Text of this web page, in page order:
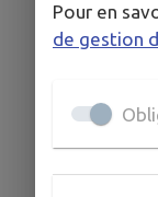
Pour en
de gestion